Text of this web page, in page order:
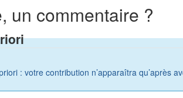
un commentaire ?
: votre contribution n’apparaîtra qu’après